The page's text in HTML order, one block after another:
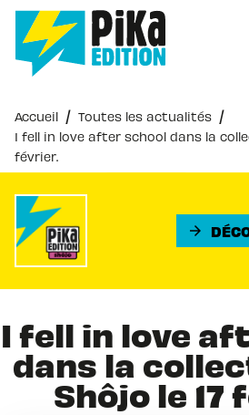
MENU RECHERCHE
PIED DE PAGE
Accueil / Toutes les actualités /
I fell in love after school dans la
février.
arrow_forward
I fell in love
dans la
Shôjo le 17